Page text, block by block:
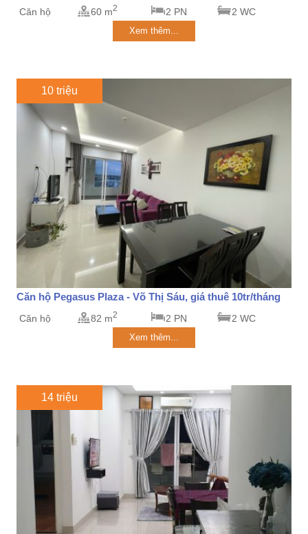
Căn hộ 60 m2 2 PN 2 WC
Xem thêm...
10 triệu
Căn hộ Pegasus Plaza - Võ Thị Sáu, giá thuê 10tr/tháng
Căn hộ 82 m2 2 PN 2 WC
Xem thêm...
14 triệu